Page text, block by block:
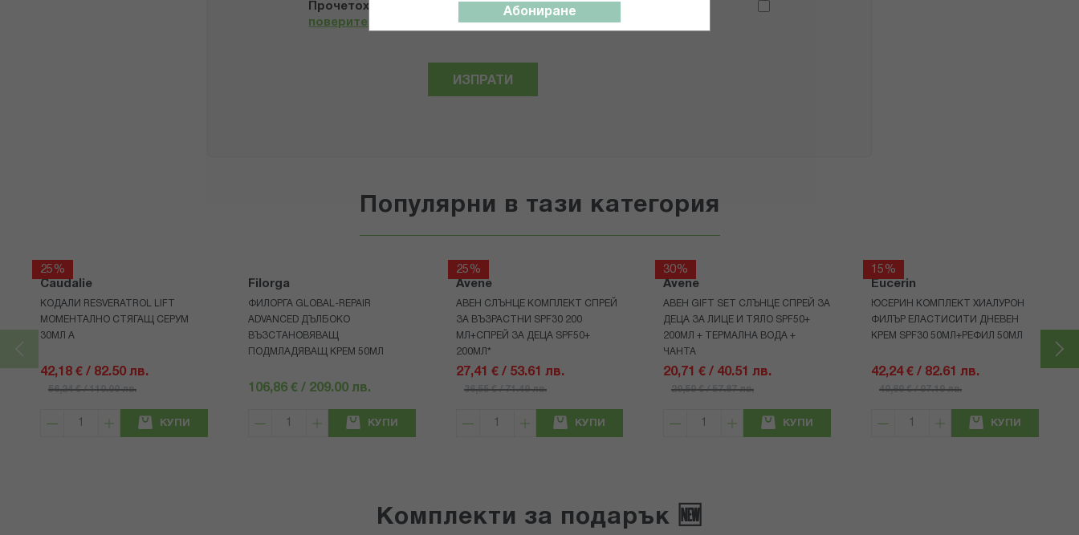
Абониране
Прочетох и се съгласявам с
Общите условия и политиката за
поверителност
ИЗПРАТИ
Популярни в тази категория
25%
Caudalie
КОДАЛИ RESVERATROL LIFT
МОМЕНТАЛНО СТЯГАЩ СЕРУМ
30МЛ А
42,18 € / 82.50 лв.
56,24 € / 110.00 лв.
КУПИ
Filorga
ФИЛОРГА GLOBAL-REPAIR
ADVANCED ДЪЛБОКО
ВЪЗСТАНОВЯВАЩ
ПОДМЛАДЯВАЩ КРЕМ 50МЛ
106,86 € / 209.00 лв.
КУПИ
25%
Avene
АВЕН СЛЪНЦЕ КОМПЛЕКТ СПРЕЙ
ЗА ВЪЗРАСТНИ SPF30 200
МЛ+СПРЕЙ ЗА ДЕЦА SPF50+
200МЛ*
27,41 € / 53.61 лв.
36,55 € / 71.49 лв.
КУПИ
30%
Avene
АВЕН GIFT SET СЛЪНЦЕ СПРЕЙ ЗА
ДЕЦА ЗА ЛИЦЕ И ТЯЛО SPF50+
200МЛ + ТЕРМАЛНА ВОДА +
ЧАНТА
20,71 € / 40.51 лв.
29,59 € / 57.87 лв.
КУПИ
15%
Eucerin
ЮСЕРИН КОМПЛЕКТ ХИАЛУРОН
ФИЛЪР ЕЛАСТИСИТИ ДНЕВЕН
КРЕМ SPF30 50МЛ+РЕФИЛ 50МЛ
42,24 € / 82.61 лв.
49,69 € / 97.19 лв.
КУПИ
Комплекти за подарък 🆕